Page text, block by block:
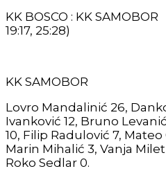
KK BOSCO : KK
19:17, 25:28)
KK SAMOBOR
Lovro Mandalinić 26,
Ivanković 12, Bruno
10, Filip Radulović 7,
Marin Mihalić 3, Vanja
Roko Sedlar 0.